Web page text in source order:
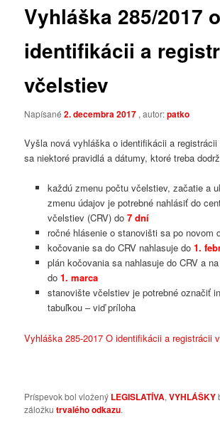
Vyhláška 285/2017 o
identifikácii a
včelstiev
Napísané2. decembra 2017 , autor:patko
Vyšla nová vyhláška o identifikácii a
sa niektoré pravidlá a dátumy, ktoré treba
každú zmenu počtu včelstiev, začatie a
zmenu údajov je potrebné nahlásiť do
včelstiev (CRV) do 7 dní
ročné hlásenie o stanovišti sa po novom
kočovanie sa do CRV nahlasuje do 1.
plán kočovania sa nahlasuje do CRV a
do 1. marca
stanovište včelstiev je potrebné označiť
tabuľkou – viď príloha
Vyhláška 285-2017 O identifikácii a registrácii
Príspevok bol vložený LEGISLATÍVA,VYHLÁŠKY
záložkutrvalého odkazu.